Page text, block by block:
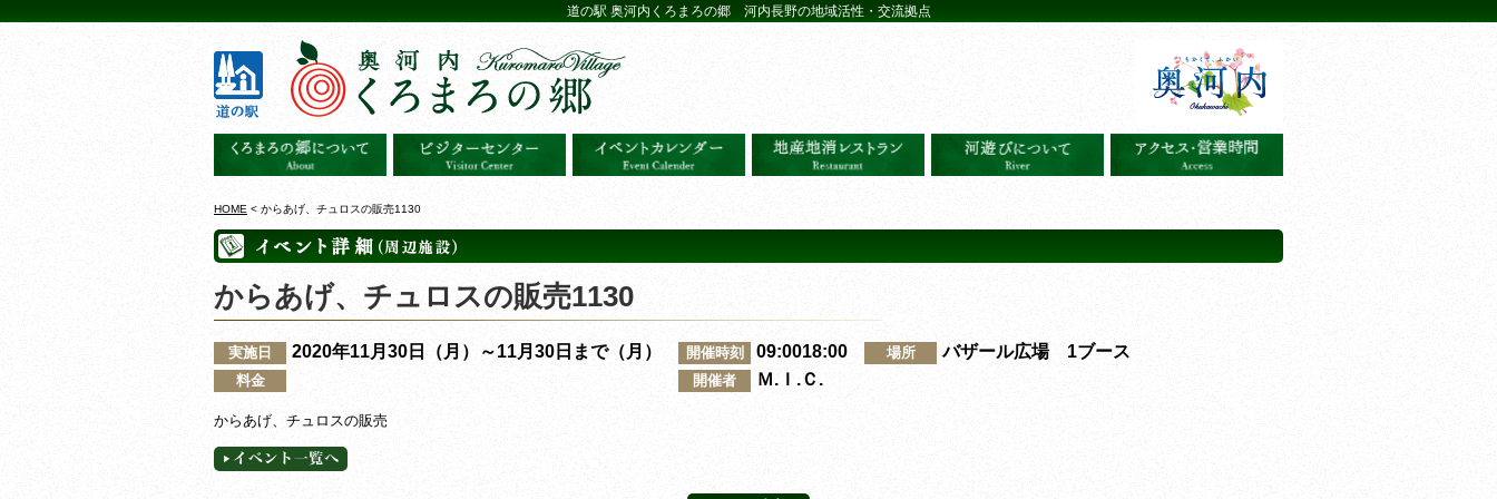
道の駅 奥河内くろまろの郷 河内長野の地域活性・交流拠点
HOME < からあげ、チュロスの販売1130
からあげ、チュロスの販売1130
実施日 2020年11月30日（月）～11月30日まで（月） 開催時刻 09:0018:00 場所 バザール広場 1ブース
料金 開催者 Ｍ.Ｉ.Ｃ.
からあげ、チュロスの販売